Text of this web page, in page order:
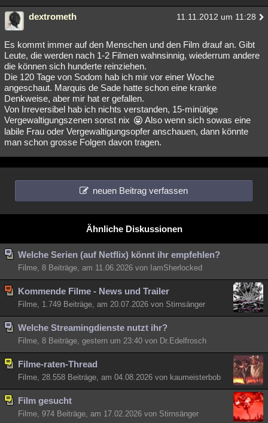
dextrometh 11.11.2012 um 11:28
Es kommt immer auf den Menschen und den Film drauf an. Gibt
Leute, die werden nach 1-2 Filmen wahnsinnig, wiederrum andere
die können sich hunderte reinziehen.
Die 120 Tage von Sodom hab ich mir vor einer Woche
angeschaut. Marquis de Sade hatte schon eine kranke
Denkweise, aber mir hat er gefallen.
Von Irreversibel hab ich nichts verstanden, 15-minütige
Vergewaltigungszenen sonst nix
Also wenn sich sowas eine
labile Frau oder Vergewaltigungsopfer anschauen, dann könnte
man schon grosse Folgen davon tragen.
neuen Beitrag verfassen
Ähnliche Diskussionen
Welche Serien (auf Netflix) könnt ihr empfehlen?
Filme, 8 Beiträge, am 11.06.2026 von IamSherlocked
Kommende Filme - News und Trailer
Filme, 1.749 Beiträge, am 20.07.2026 von Stirnsänger
Welche Streamingdienste nutzt ihr?
Filme, 8 Beiträge, gestern um 23:40 von Dr.Edelfrosch
Filme-raten-Thread
Filme, 28.558 Beiträge, am 04.08.2026 von kaumeisterbob
Film gesucht
Filme, 974 Beiträge, am 17.02.2026 von Stirnsänger